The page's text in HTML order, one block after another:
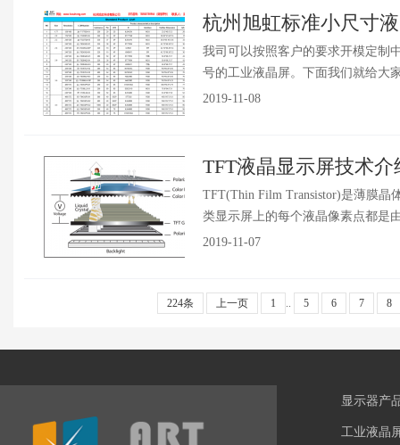
杭州旭虹标准小尺寸
我司可以按照客户的要求开模定制
号的工业液晶屏。下面我们就给大
2019-11-08
TFT液晶显示屏技术介
TFT(Thin Film Transistor)是薄膜晶
类显示屏上的每个液晶像素点都是
2019-11-07
224条 上一页 1 .. 5 6 7 8
显示器产
工业液晶